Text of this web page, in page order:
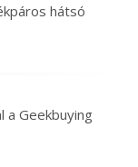
hátsó
a Geekbuying